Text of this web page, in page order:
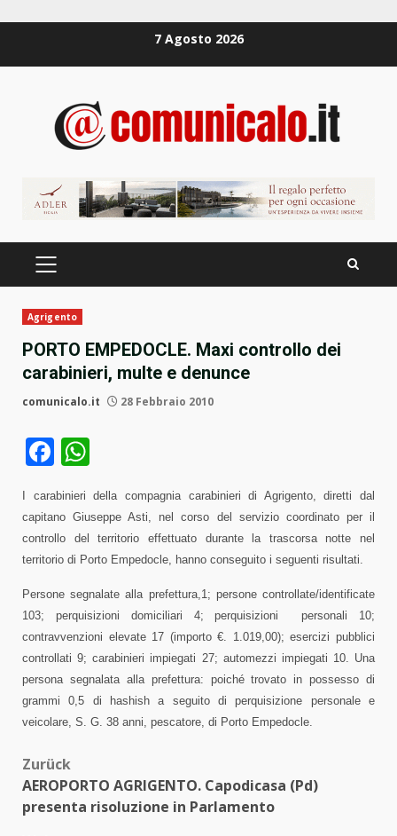
7 Agosto 2026
PRIMÄRES
MENÜ
Agrigento
PORTO EMPEDOCLE. Maxi controllo dei
carabinieri, multe e denunce
comunicalo.it 28 Febbraio 2010
Facebook
I carabinieri della compagnia carabinieri di Agrigento, diretti dal
capitano Giuseppe Asti, nel corso del servizio coordinato per il
controllo del territorio effettuato durante la trascorsa notte nel
territorio di Porto Empedocle, hanno conseguito i seguenti risultati.
Persone segnalate alla prefettura,1; persone controllate/identificate
103; perquisizioni domiciliari 4; perquisizioni
personali 10;
contravvenzioni elevate 17 (importo €. 1.019,00); esercizi pubblici
controllati 9; carabinieri impiegati 27; automezzi impiegati 10. Una
persona segnalata alla prefettura: poiché trovato in possesso di
grammi 0,5 di hashish a seguito di perquisizione personale e
veicolare, S. G. 38 anni, pescatore, di Porto Empedocle.
Beitragsnavigation
Zurück
AEROPORTO AGRIGENTO. Capodicasa (Pd)
presenta risoluzione in Parlamento